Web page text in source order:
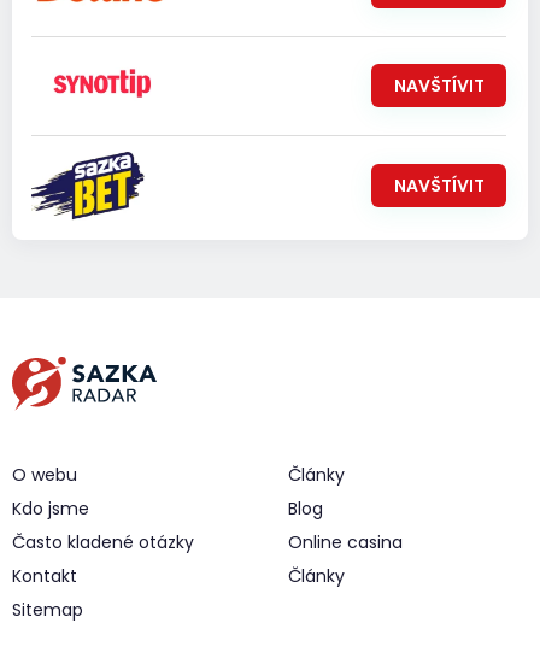
NAVŠTÍVIT
NAVŠTÍVIT
O webu
Kdo jsme
Často kladené otázky
Kontakt
Sitemap
Články
Blog
Online casina
Články